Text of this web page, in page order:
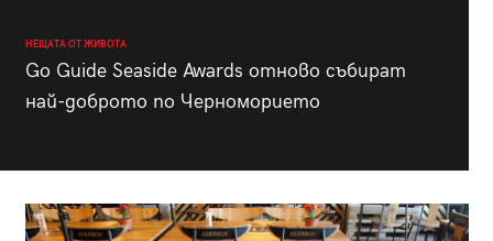
НЕЩАТА ОТ ЖИВОТА
Go Guide Seaside Awards отново събират
най-доброто по Черноморието